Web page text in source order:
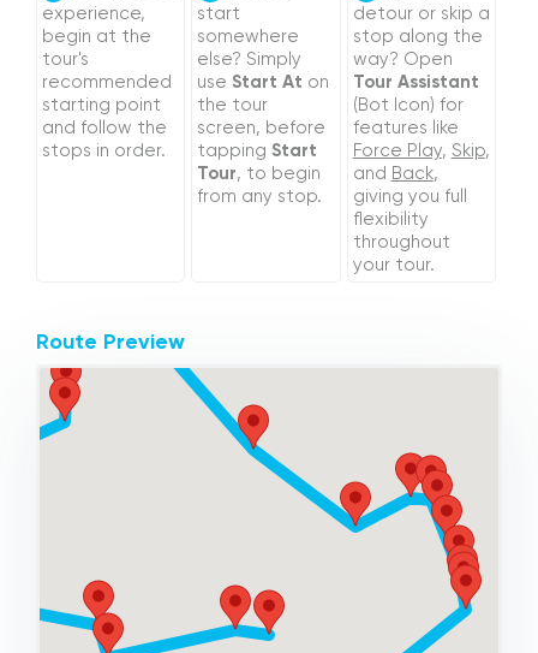
experience,
begin at the
tour's
recommended
starting point
and follow the
stops in order.
start
somewhere
else? Simply
useStart At on
the tour
screen, before
tappingStart
Tour, to begin
from any stop.
detour or skip a
stop along the
way? Open
Tour Assistant
(Bot Icon) for
features like
Force Play, Skip,
and Back,
giving you full
flexibility
throughout
your tour.
Route Preview